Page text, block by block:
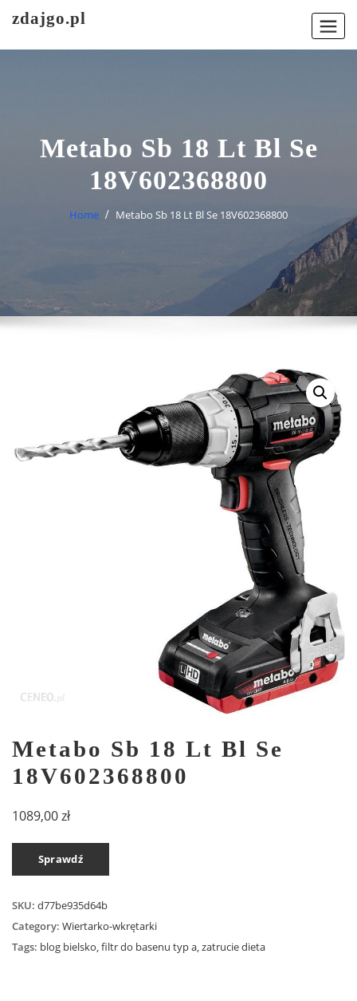
zdajgo.pl
Metabo Sb 18 Lt Bl Se
18V602368800
Home Metabo Sb 18 Lt Bl Se 18V602368800
Metabo Sb 18 Lt Bl Se
18V602368800
1089,00zł
Sprawdź
SKU: d77be935d64b
Category: Wiertarko-wkrętarki
Tags: blog bielsko,filtr do basenu typ a,zatrucie dieta